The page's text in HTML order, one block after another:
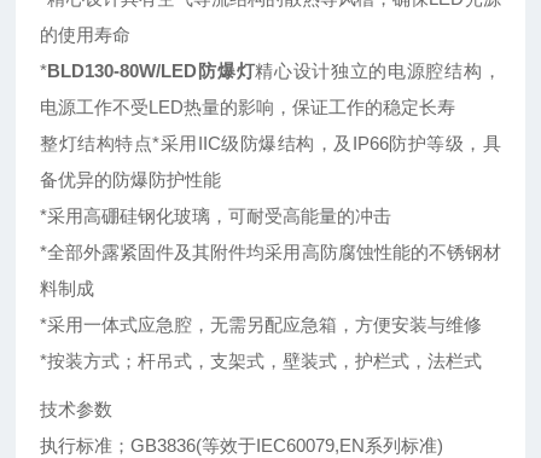
的使用寿命
*BLD130-80W/LED防爆灯精心设计独立的电源腔结构，
电源工作不受LED热量的影响，保证工作的稳定长寿
整灯结构特点*采用IIC级防爆结构，及IP66防护等级，具
备优异的防爆防护性能
*采用高硼硅钢化玻璃，可耐受高能量的冲击
*全部外露紧固件及其附件均采用高防腐蚀性能的不锈钢材
料制成
*采用一体式应急腔，无需另配应急箱，方便安装与维修
*按装方式；杆吊式，支架式，壁装式，护栏式，法栏式
技术参数
执行标准；GB3836(等效于IEC60079,EN系列标准)